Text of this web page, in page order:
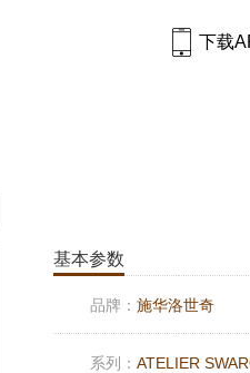
下载
基本参数
品牌： 施华洛世奇
系列： ATELIER